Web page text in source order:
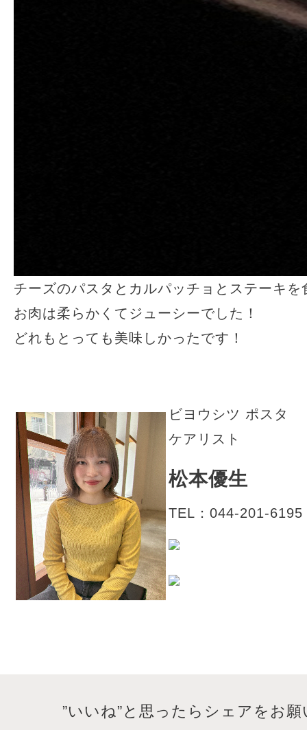
チーズのパスタとカルパッチョとステーキを
お肉は柔らかくてジューシーでした！
どれもとっても美味しかったです！
ビヨウシツ ポスタ
ケアリスト
松本優生
TEL：044-201-6195
”いいね”と思ったらシェアをお